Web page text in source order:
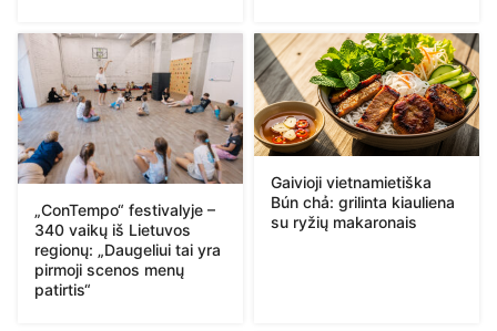
„ConTempo“ festivalyje –
340 vaikų iš Lietuvos
regionų: „Daugeliui tai yra
pirmoji scenos menų
patirtis“
Gaivioji vietnamietiška
Bún chả: grilinta kiauliena
su ryžių makaronais